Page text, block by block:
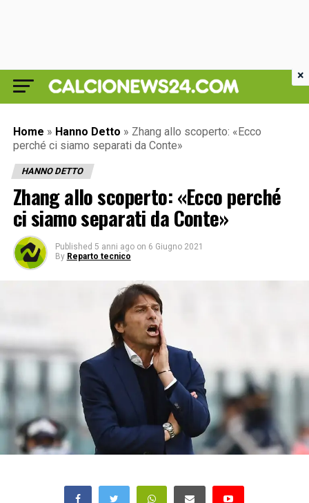
Home » Hanno Detto » Zhang allo scoperto: «Ecco
perché ci siamo separati da Conte»
HANNO DETTO
Zhang allo scoperto: «Ecco perché
ci siamo separati da Conte»
Published 5 anni ago on 6 Giugno 2021
By Reparto tecnico
×